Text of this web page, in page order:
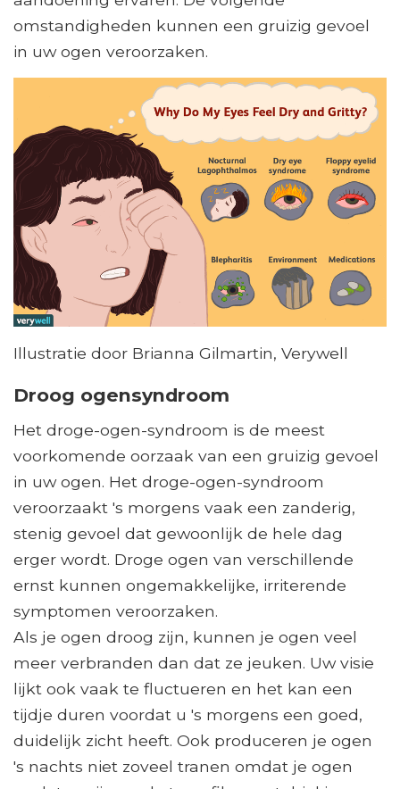
omstandigheden kunnen een gruizig gevoel
in uw ogen veroorzaken.
Illustratie door Brianna Gilmartin, Verywell
Droog ogensyndroom
Het droge-ogen-syndroom is de meest
voorkomende oorzaak van een gruizig gevoel
in uw ogen. Het droge-ogen-syndroom
veroorzaakt 's morgens vaak een zanderig,
stenig gevoel dat gewoonlijk de hele dag
erger wordt. Droge ogen van verschillende
ernst kunnen ongemakkelijke, irriterende
symptomen veroorzaken.
Als je ogen droog zijn, kunnen je ogen veel
meer verbranden dan dat ze jeuken. Uw visie
lijkt ook vaak te fluctueren en het kan een
tijdje duren voordat u 's morgens een goed,
duidelijk zicht heeft. Ook produceren je ogen
's nachts niet zoveel tranen omdat je ogen